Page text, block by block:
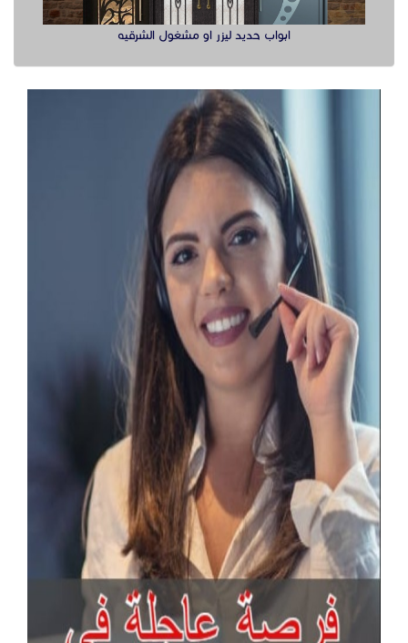
ابواب حديد ليزر او مشغول الشرقيه